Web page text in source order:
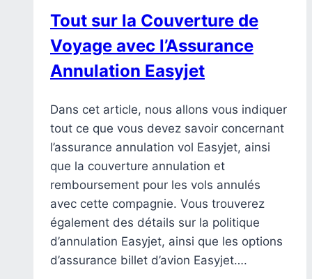
Tout sur la Couverture de
Voyage avec l’Assurance
Annulation Easyjet
Dans cet article, nous allons vous indiquer
tout ce que vous devez savoir concernant
l’assurance annulation vol Easyjet, ainsi
que la couverture annulation et
remboursement pour les vols annulés
avec cette compagnie. Vous trouverez
également des détails sur la politique
d’annulation Easyjet, ainsi que les options
d’assurance billet d’avion Easyjet….